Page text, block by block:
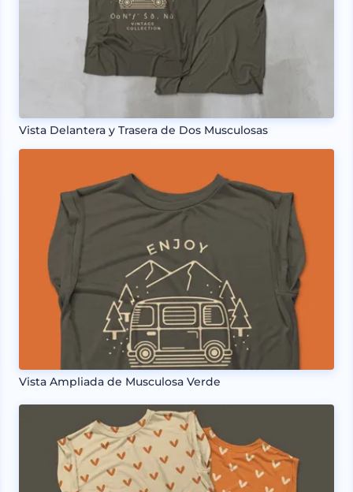
Vista Delantera y Trasera de Dos Musculosas
Vista Ampliada de Musculosa Verde